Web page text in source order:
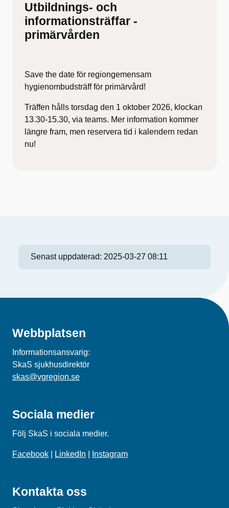
Utbildnings- och
informationsträffar -
primärvården
Save the date för regiongemensam
hygienombudsträff för primärvård!
Träffen hålls torsdag den 1 oktober 2026, klockan
13.30-15.30, via teams. Mer information kommer
längre fram, men reservera tid i kalendern redan
nu!
Senast uppdaterad: 2025-03-27 08:11
Webbplatsen
Informationsansvarig:
SkaS sjukhusdirektör
skas@vgregion.se
Sociala medier
Följ SkaS i sociala medier.
Facebook LinkedIn Instagram
Kontakta oss